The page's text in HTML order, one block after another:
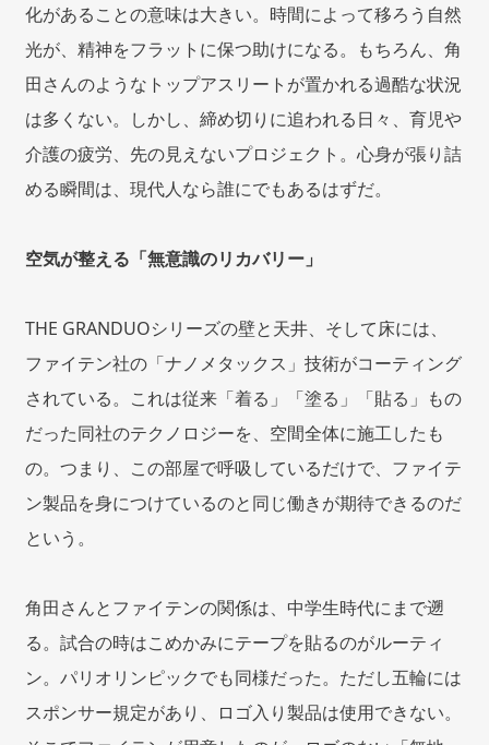
化があることの意味は大きい。時間によって移ろう自然
光が、精神をフラットに保つ助けになる。もちろん、角
田さんのようなトップアスリートが置かれる過酷な状況
は多くない。しかし、締め切りに追われる日々、育児や
介護の疲労、先の見えないプロジェクト。心身が張り詰
める瞬間は、現代人なら誰にでもあるはずだ。
空気が整える「無意識のリカバリー」
THE GRANDUOシリーズの壁と天井、そして床には、
ファイテン社の「ナノメタックス」技術がコーティング
されている。これは従来「着る」「塗る」「貼る」もの
だった同社のテクノロジーを、空間全体に施工したも
の。つまり、この部屋で呼吸しているだけで、ファイテ
ン製品を身につけているのと同じ働きが期待できるのだ
という。
角田さんとファイテンの関係は、中学生時代にまで遡
る。試合の時はこめかみにテープを貼るのがルーティ
ン。パリオリンピックでも同様だった。ただし五輪には
スポンサー規定があり、ロゴ入り製品は使用できない。